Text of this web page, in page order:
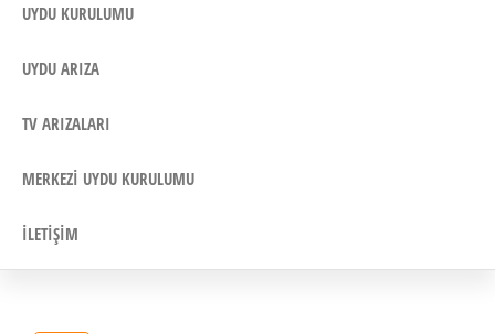
UYDU KURULUMU
UYDU ARIZA
TV ARIZALARI
MERKEZI UYDU KURULUMU
İLETIŞIM